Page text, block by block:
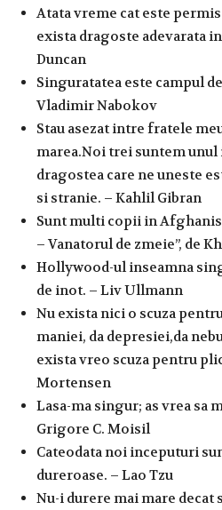
Atata vreme cat este
exista dragoste adevarata
Duncan
Singuratatea este campul
Vladimir Nabokov
Stau asezat intre fratele
marea.Noi trei suntem
dragostea care ne uneste
si stranie. – Kahlil Gibran
Sunt multi copii in
– Vanatorul de zmeie”, de
Hollywood-ul inseamna
de inot. – Liv Ullmann
Nu exista nici o scuza
maniei, da depresiei,da
exista vreo scuza pentru
Mortensen
Lasa-ma singur; as vrea sa
Grigore C. Moisil
Cateodata noi inceputuri
dureroase. – Lao Tzu
Nu-i durere mai mare decat